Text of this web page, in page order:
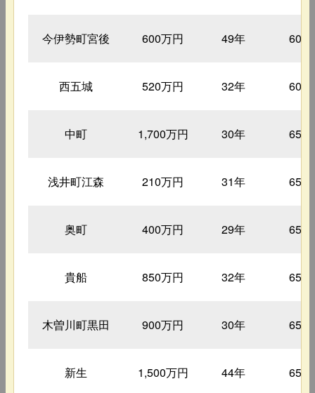
今伊勢町宮後 600万円 49年 60㎡
西五城 520万円 32年 60㎡
中町 1,700万円 30年 65㎡
浅井町江森 210万円 31年 65㎡
奥町 400万円 29年 65㎡
貴船 850万円 32年 65㎡
木曽川町黒田 900万円 30年 65㎡
新生 1,500万円 44年 65㎡